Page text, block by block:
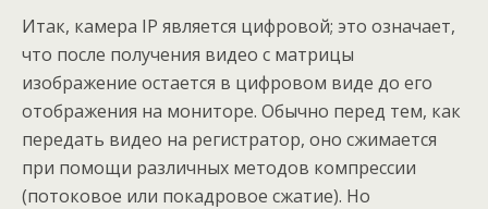
Итак, камера IP является цифровой; это означает,
что после получения видео с матрицы
изображение остается в цифровом виде до его
отображения на мониторе. Обычно перед тем, как
передать видео на регистратор, оно сжимается
при помощи различных методов компрессии
(потоковое или покадровое сжатие). Но